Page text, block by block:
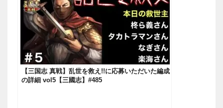
【三国志 真戦】乱世を救え!!に応募いただいた編成
の詳細 vol5【三國志】#485